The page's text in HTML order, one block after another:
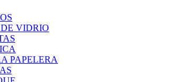
VIDRIO
PAPELERA